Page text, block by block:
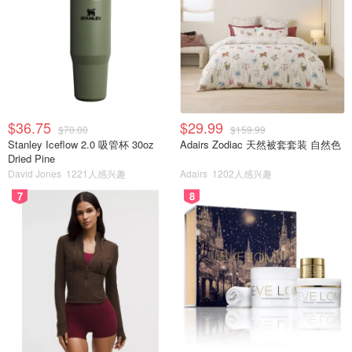
$36.75 $70.00
Stanley Iceflow 2.0 吸管杯 30oz
Dried Pine
David Jones 1221人感兴趣
$29.99 $159.99
Adairs Zodiac 天然被套套装 自然色
Adairs 1202人感兴趣
7 8